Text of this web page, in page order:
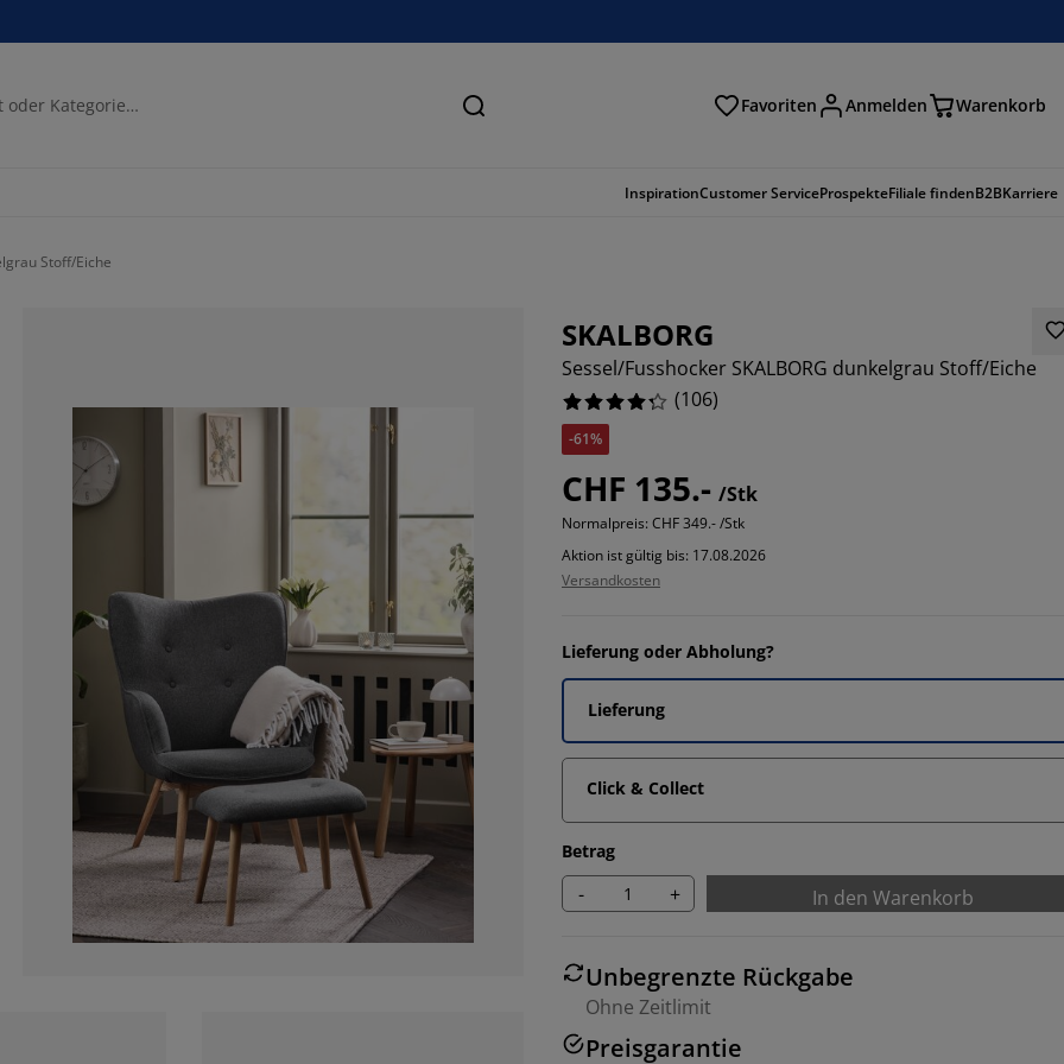
Suchen Favoriten Anmelden Warenkorb
InspirationCustomer ServiceProspekteFiliale findenB2BKarriere
Stoff/Eiche
SKALBORG
Sessel/Fusshocker SKALBORG dunkelgrau Stoff/Eiche
(106)
-61%
CHF 135.- /Stk
Normalpreis: CHF 349.- /Stk
Aktion ist gültig bis: 17.08.2026
Versandkosten
Lieferung oder Abholung?
Lieferung
Click & Collect
Betrag
- + In den Warenkorb
Unbegrenzte Rückgabe
Ohne Zeitlimit
Preisgarantie
64.15094339622641%
17.92452830188679%
5.660377358490567%
3.7735849056603774%
8.49056603773585%